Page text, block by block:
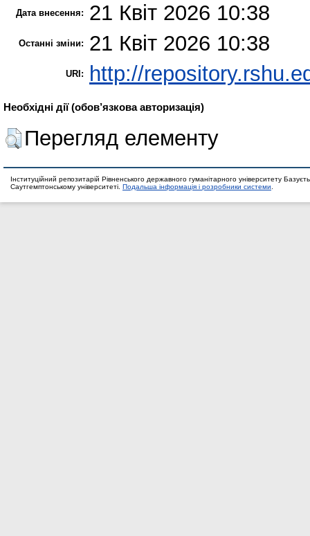
Дата внесення: 21 Квіт 2026 10:38
Останні зміни: 21 Квіт 2026 10:38
URI: http://
Необхідні дії (обов’язкова авторизація)
Перегляд елементу
Інституційний репозитарій Рівненського державного гуманітарного університету
Саутгемптонському університеті. Подальша інформація і розробники системи